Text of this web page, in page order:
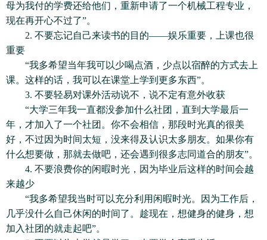
母为我付的学费还给他们，重新申请了一个机械工程专业，
现在再开心不过了”。
2. 不要忘记自己来读书的目的——娱乐重要，上课也很
重要
“我多希望当年我可以少喝点酒，少点以宿醉的方式去上
课。这样的话，我可以在课堂上学到更多东西”。
3. 不要轻易对课外活动说不，说不定有意外收获
“大学三年我一直都没参加什么社团，直到大学最后一
年，才加入了一个社团。你不会相信，那段时光真的很美
好，不过因为时间太短，没来得及认识太多朋友。如果你有
什么想要做，那就去做吧，还会遇到很多志同道合的朋友”。
4. 不要浪费你的闲暇时光，因为毕业后这样的时间会越
来越少
“我多希望我当时可以充分利用闲暇时光。因为工作后，
几乎没什么自己休闲的时间了。趁现在，想健身的健身，想
加入社团的就走起吧”。